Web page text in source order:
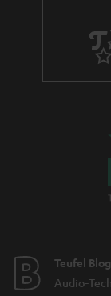
Teufel Blog
Audio-